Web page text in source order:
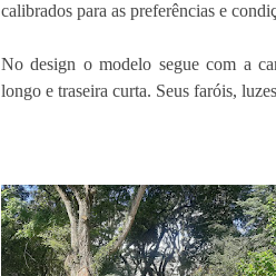
calibrados para as preferências e
No design o modelo segue com a
longo e traseira curta. Seus faróis,